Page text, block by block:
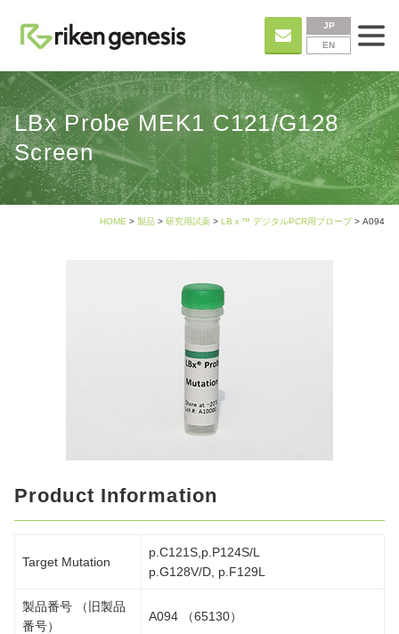
JP
EN
LBx Probe MEK1 C121/G128
Screen
HOME > 製品 > 研究用試薬 > LBｘ™ デジタルPCR用プローブ > A094
Product Information
Target Mutation
p.C121S,p.P124S/L
p.G128V/D, p.F129L
製品番号 （旧製品
番号）
A094 （65130）